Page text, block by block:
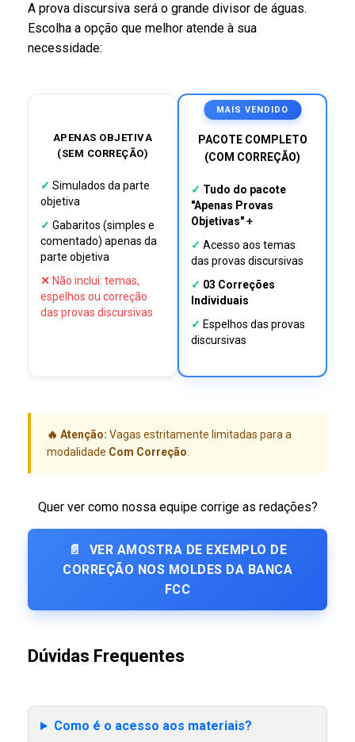
A prova discursiva será o grande divisor de águas.
Escolha a opção que melhor atende à sua
necessidade:
APENAS OBJETIVA
(SEM CORREÇÃO)
✓ Simulados da parte
objetiva
✓ Gabaritos (simples e
comentado) apenas da
parte objetiva
✕ Não inclui: temas,
espelhos ou correção
das provas discursivas
MAIS VENDIDO
PACOTE COMPLETO
(COM CORREÇÃO)
✓ Tudo do pacote
"Apenas Provas
Objetivas" +
✓ Acesso aos temas
das provas discursivas
✓ 03 Correções
Individuais
✓ Espelhos das provas
discursivas
🔥 Atenção: Vagas estritamente limitadas para a
modalidade Com Correção
Quer ver como nossa equipe corrige as redações?
📄
VER AMOSTRA DE EXEMPLO DE
CORREÇÃO NOS MOLDES DA BANCA
FCC
Dúvidas Frequentes
Como é o acesso aos materiais?